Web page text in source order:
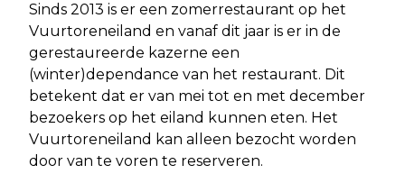
Sinds 2013 is er een zomerrestaurant op het
Vuurtoreneiland en vanaf dit jaar is er in de
gerestaureerde kazerne een
(winter)dependance van het restaurant. Dit
betekent dat er van mei tot en met december
bezoekers op het eiland kunnen eten. Het
Vuurtoreneiland kan alleen bezocht worden
door van te voren te reserveren.